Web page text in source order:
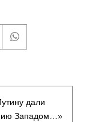
дали
Западом…»